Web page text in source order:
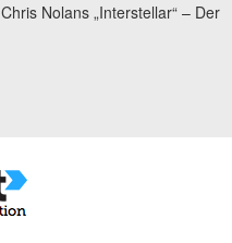
Chris Nolans „Interstellar“ – Der